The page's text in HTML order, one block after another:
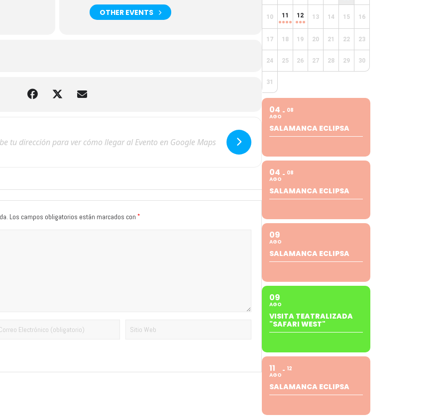
OTHER EVENTS
Los campos obligatorios están marcados con *
10 11 12 13 14 15 16
17 18 19 20 21 22 23
24 25 26 27 28 29 30
31
04
AGO
08
SALAMANCA ECLIPSA
04
AGO
08
SALAMANCA ECLIPSA
09
AGO
SALAMANCA ECLIPSA
09
AGO
VISITA TEATRALIZADA
"SAFARI WEST"
11
AGO
12
SALAMANCA ECLIPSA